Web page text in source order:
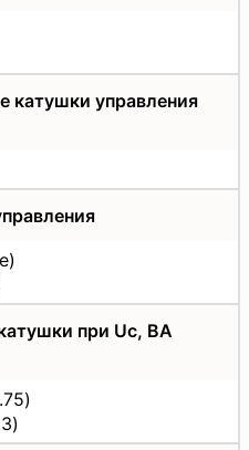
катушки управления
при Uс, ВА